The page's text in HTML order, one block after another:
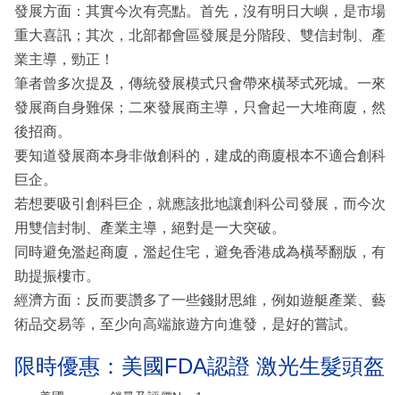
發展方面：其實今次有亮點。首先，沒有明日大嶼，是市場
重大喜訊；其次，北部都會區發展是分階段、雙信封制、產
業主導，勁正！
筆者曾多次提及，傳統發展模式只會帶來橫琴式死城。一來
發展商自身難保；二來發展商主導，只會起一大堆商廈，然
後招商。
要知道發展商本身非做創科的，建成的商廈根本不適合創科
巨企。
若想要吸引創科巨企，就應該批地讓創科公司發展，而今次
用雙信封制、產業主導，絕對是一大突破。
同時避免濫起商廈，濫起住宅，避免香港成為橫琴翻版，有
助提振樓市。
經濟方面：反而要讚多了一些錢財思維，例如遊艇產業、藝
術品交易等，至少向高端旅遊方向進發，是好的嘗試。
限時優惠：美國FDA認證 激光生髮頭盔